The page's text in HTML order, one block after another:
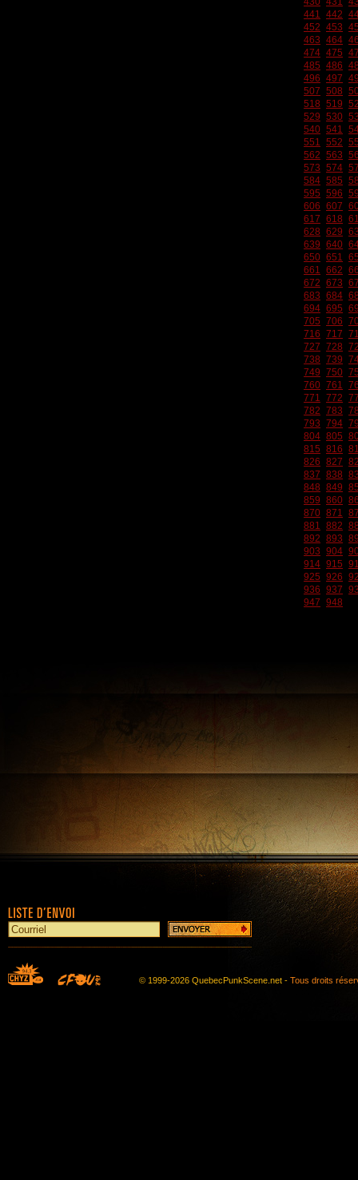
441 442
452 453
463 464
474 475
485 486
496 497
507 508
518 519
529 530
540 541
551 552
562 563
573 574
584 585
595 596
606 607
617 618
628 629
639 640
650 651
661 662
672 673
683 684
694 695
705 706
716 717
727 728
738 739
749 750
760 761
771 772
782 783
793 794
804 805
815 816
826 827
837 838
848 849
859 860
870 871
881 882
892 893
903 904
914 915
925 926
936 937
947 948
© 1999-2026 QuebecPunkScene.net - Tous droits